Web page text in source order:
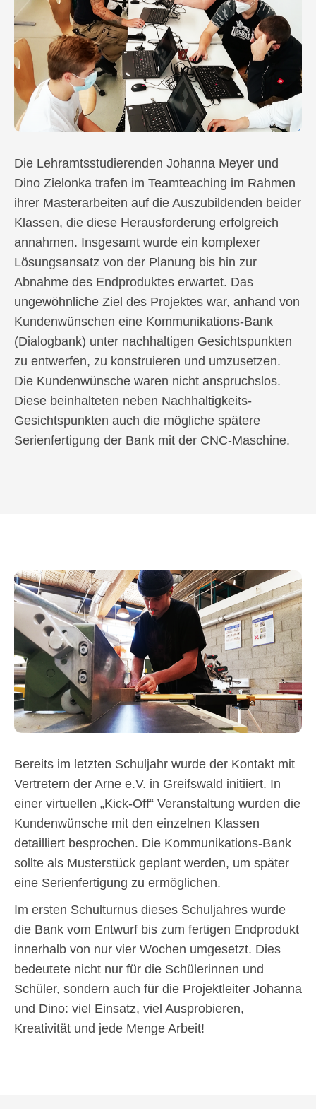
Die Lehramtsstudierenden Johanna Meyer und
Dino Zielonka trafen im Teamteaching im Rahmen
ihrer Masterarbeiten auf die Auszubildenden beider
Klassen, die diese Herausforderung erfolgreich
annahmen. Insgesamt wurde ein komplexer
Lösungsansatz von der Planung bis hin zur
Abnahme des Endproduktes erwartet. Das
ungewöhnliche Ziel des Projektes war, anhand von
Kundenwünschen eine Kommunikations-Bank
(Dialogbank) unter nachhaltigen Gesichtspunkten
zu entwerfen, zu konstruieren und umzusetzen.
Die Kundenwünsche waren nicht anspruchslos.
Diese beinhalteten neben Nachhaltigkeits-
Gesichtspunkten auch die mögliche spätere
Serienfertigung der Bank mit der CNC-Maschine.
Bereits im letzten Schuljahr wurde der Kontakt mit
Vertretern der Arne e.V. in Greifswald initiiert. In
einer virtuellen „Kick-Off“ Veranstaltung wurden die
Kundenwünsche mit den einzelnen Klassen
detailliert besprochen. Die Kommunikations-Bank
sollte als Musterstück geplant werden, um später
eine Serienfertigung zu ermöglichen.
Im ersten Schulturnus dieses Schuljahres wurde
die Bank vom Entwurf bis zum fertigen Endprodukt
innerhalb von nur vier Wochen umgesetzt. Dies
bedeutete nicht nur für die Schülerinnen und
Schüler, sondern auch für die Projektleiter Johanna
und Dino: viel Einsatz, viel Ausprobieren,
Kreativität und jede Menge Arbeit!